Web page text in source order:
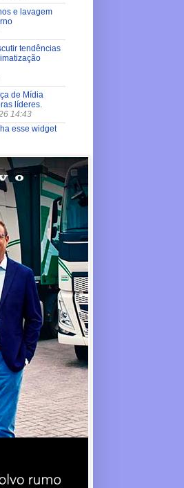
e lavagem
tendências
de Mídia
líderes.
14:43
esse widget